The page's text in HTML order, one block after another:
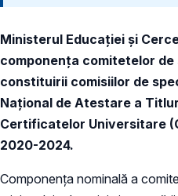
Ministerul Educației și
componența comitetelor
constituirii comisiilor de
Național de Atestare a
Certificatelor Universitare
2020-2024.
Componența nominală a